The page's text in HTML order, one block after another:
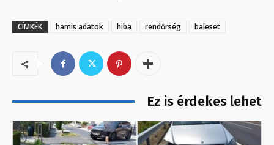
CÍMKÉK hamis adatok hiba rendőrség baleset
Ez is érdekes lehet